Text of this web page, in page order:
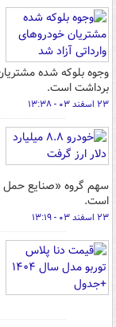
برداشت است.
۲۳ اسفند ۰۳ - ۱۳:۳۸
است.
۲۳ اسفند ۰۳ - ۱۳:۱۹